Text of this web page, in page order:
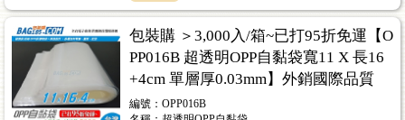
包裝購 ＞3,000入/箱~已打95折免運【O
PP016B 超透明OPP自黏袋寬11 X 長16
+4cm 單層厚0.03mm】外銷國際品質
編號：OPP016B